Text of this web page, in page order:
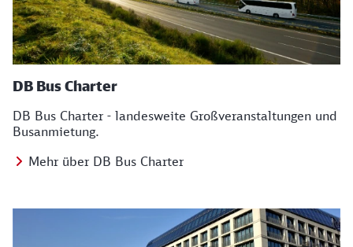
DB Bus Charter
DB Bus Charter - landesweite Großveranstaltungen und
Busanmietung.
Mehr über DB Bus Charter